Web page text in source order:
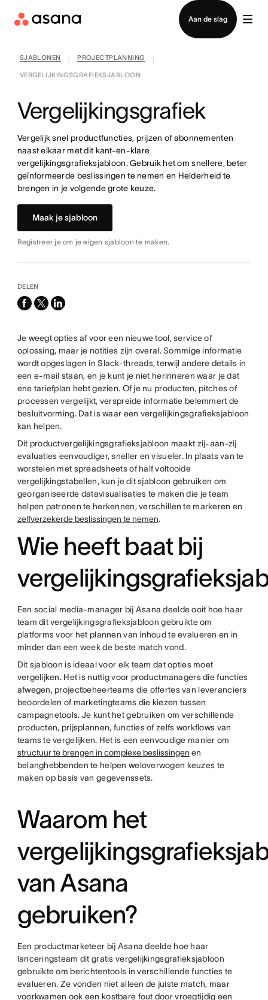
Aan de slag
Contact opnemen met verkoop
SJABLONEN PROJECTPLANNING
VERGELIJKINGSGRAFIEKSJABLOON
Vergelijkingsgrafiek
Vergelijk snel productfuncties, prijzen of abonnementen
naast elkaar met dit kant-en-klare
vergelijkingsgrafieksjabloon. Gebruik het om snellere, beter
geïnformeerde beslissingen te nemen en Helderheid te
brengen in je volgende grote keuze.
Maak je sjabloon
Registreer je om je eigen sjabloon te maken.
DELEN
facebook
x-
linkedin
Je weegt opties af voor een nieuwe tool, service of
oplossing, maar je notities zijn overal. Sommige informatie
wordt opgeslagen in Slack-threads, terwijl andere details in
een e-mail staan, en je kunt je niet herinneren waar je dat
ene tariefplan hebt gezien. Of je nu producten, pitches of
processen vergelijkt, verspreide informatie belemmert de
besluitvorming. Dat is waar een vergelijkingsgrafieksjabloon
kan helpen.
Dit productvergelijkingsgrafieksjabloon maakt zij-aan-zij
evaluaties eenvoudiger, sneller en visueler. In plaats van te
worstelen met spreadsheets of half voltooide
vergelijkingstabellen, kun je dit sjabloon gebruiken om
georganiseerde datavisualisaties te maken die je team
helpen patronen te herkennen, verschillen te markeren en
zelfverzekerde beslissingen te nemen.
Wie heeft baat bij
Een social media-manager bij Asana deelde ooit hoe haar
team dit vergelijkingsgrafieksjabloon gebruikte om
platforms voor het plannen van inhoud te evalueren en in
minder dan een week de beste match vond.
Dit sjabloon is ideaal voor elk team dat opties moet
vergelijken. Het is nuttig voor productmanagers die functies
afwegen, projectbeheerteams die offertes van leveranciers
beoordelen of marketingteams die kiezen tussen
campagnetools. Je kunt het gebruiken om verschillende
producten, prijsplannen, functies of zelfs workflows van
teams te vergelijken. Het is een eenvoudige manier om
structuur te brengen in complexe beslissingen en
belanghebbenden te helpen weloverwogen keuzes te
maken op basis van gegevenssets.
Waarom het
van Asana
gebruiken?
Een productmarketeer bij Asana deelde hoe haar
lanceringsteam dit gratis vergelijkingsgrafieksjabloon
gebruikte om berichtentools in verschillende functies te
evalueren. Ze vonden niet alleen de juiste match, maar
voorkwamen ook een kostbare fout door vroegtijdig een